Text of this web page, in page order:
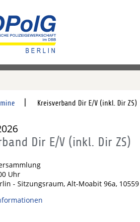
Kreisverband Dir E/V (inkl. Dir ZS)
Dir E/V (inkl. Dir ZS)
Uhr
- Sitzungsraum, Alt-Moabit 96a,